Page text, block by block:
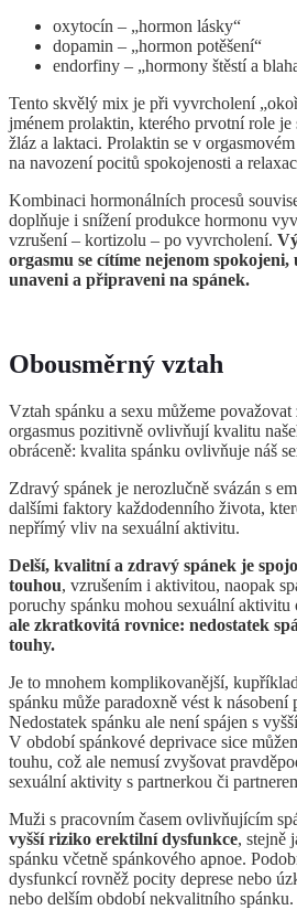
oxytocín – „hormon lásky“
dopamin – „hormon potěšení“
endorfiny – „hormony štěstí a
Tento skvělý mix je při vyvrcholení
jménem prolaktin, kterého prvotní role
žláz a laktaci. Prolaktin se v
na navození pocitů spokojenosti a
Kombinaci hormonálních procesů
doplňuje i snížení produkce hormonu
vzrušení – kortizolu – po vyvrcholení.
orgasmu se cítíme nejenom
unaveni a připraveni na spánek.
Obousměrný vztah
Vztah spánku a sexu můžeme považovat
orgasmus pozitivně ovlivňují kvalitu
obráceně: kvalita spánku ovlivňuje náš
Zdravý spánek je nerozlučně svázán s
dalšími faktory každodenního života,
nepřímý vliv na sexuální aktivitu.
Delší, kvalitní a zdravý spánek je
touhou, vzrušením i aktivitou, naopak
poruchy spánku mohou sexuální
ale zkratkovitá rovnice: nedostatek
touhy.
Je to mnohem komplikovanější,
spánku může paradoxně vést k
Nedostatek spánku ale není spájen s
V období spánkové deprivace sice
touhu, což ale nemusí zvyšovat
sexuální aktivity s partnerkou či
Muži s pracovním časem ovlivňujícím
vyšší riziko erektilní dysfunkce, stejně
spánku včetně spánkového apnoe.
dysfunkcí rovněž pocity deprese nebo
nebo delším období nekvalitního spánku.